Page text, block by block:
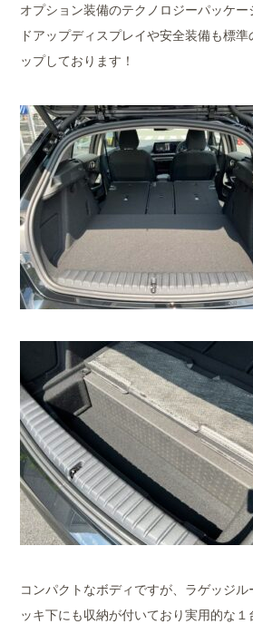
オプション装備のテクノロジーパッケ
ドアップディスプレイや安全装備も標
ップしております！
コンパクトなボディですが、ラゲッジ
ッキ下にも収納が付いており実用的な１